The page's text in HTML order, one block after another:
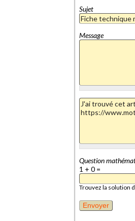
Sujet
Message
Question
1 + 0 =
Trouvez la solution